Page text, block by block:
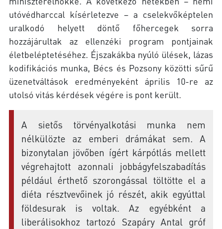
utóvédharccal kísérletezve – a cselekvőképtelen
uralkodó helyett döntő főhercegek sorra
hozzájárultak az ellenzéki program pontjainak
életbeléptetéséhez. Éjszakákba nyúló ülések, lázas
kodifikációs munka, Bécs és Pozsony közötti sűrű
üzenetváltások eredményeként április 10-re az
utolsó vitás kérdések végére is pont került.
A sietős törvényalkotási munka nem
nélkülözte az emberi drámákat sem. A
bizonytalan jövőben ígért kárpótlás mellett
végrehajtott azonnali jobbágyfelszabadítás
például érthető szorongással töltötte el a
diéta résztvevőinek jó részét, akik egyúttal
földesurak is voltak. Az egyébként a
liberálisokhoz tartozó Szapáry Antal gróf